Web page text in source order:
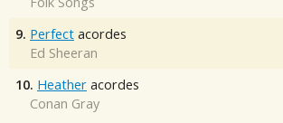
9. Perfect acordes
Ed Sheeran
10. Heather acordes
Conan Gray